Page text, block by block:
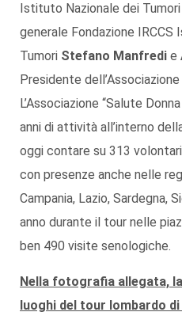
Istituto Nazionale dei Tumori
generale Fondazione
Tumori Stefano Manfredi e
Presidente dell’Associazione
L’Associazione “Salute
anni di attività all’interno
oggi contare su 313
con presenze anche nelle
Campania, Lazio, Sardegna,
anno durante il tour nelle
ben 490 visite senologiche.
Nella fotografia allegata,
luoghi del tour lombardo